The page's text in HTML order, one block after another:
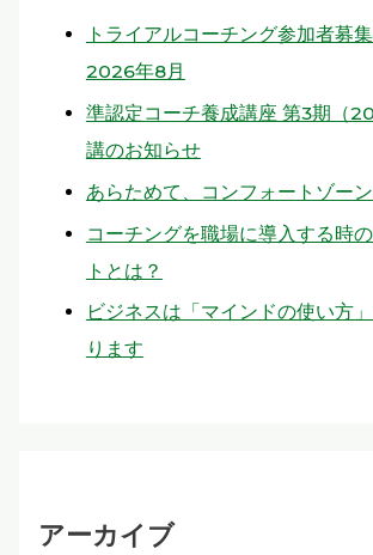
トライアルコーチング参加者募
2026年8月
準認定コーチ養成講座 第3期（
講のお知らせ
あらためて、コンフォートゾー
コーチングを職場に導入する時
トとは？
ビジネスは「マインドの使い方
ります
アーカイブ